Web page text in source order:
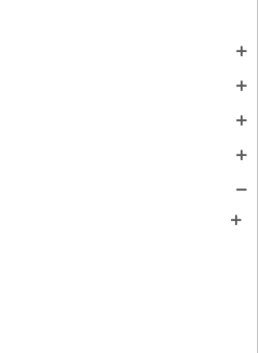
add
add
add
add
remove
add